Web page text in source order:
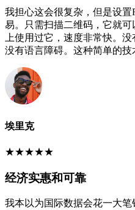
我担心这会很复杂，但是设置
易。只需扫描二维码，它就可
上使用过它，速度非常快。
没有语言障碍。这种简单的技
埃里克
★★★★★
经济实惠和可靠
我本以为国际数据会花一大笔